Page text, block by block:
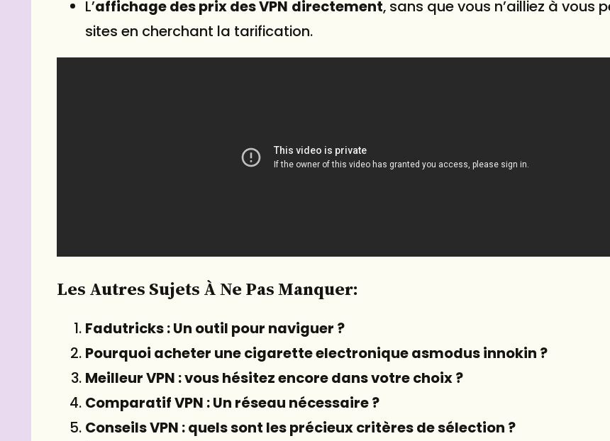
L’affichage des prix des VPN directement, sans que vous n’ailliez à vous
sites en cherchant la tarification.
Les Autres Sujets À Ne Pas Manquer:
Fadutricks : Un outil pour naviguer ?
Pourquoi acheter une cigarette electronique asmodus innokin ?
Meilleur VPN : vous hésitez encore dans votre choix ?
Comparatif VPN : Un réseau nécessaire ?
Conseils VPN : quels sont les précieux critères de sélection ?